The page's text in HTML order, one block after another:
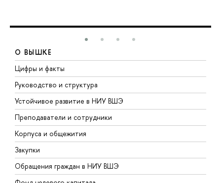
О ВЫШКЕ
Цифры и факты
Руководство и структура
Устойчивое развитие в НИУ ВШЭ
Преподаватели и сотрудники
Корпуса и общежития
Закупки
Обращения граждан в НИУ ВШЭ